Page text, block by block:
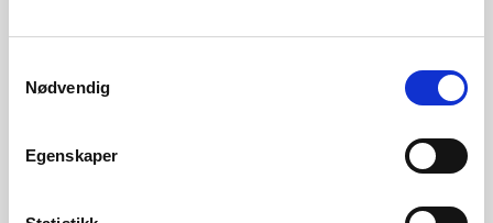
Nødvendig
Egenskaper
Til høyre finner du lenke til selve rapporten
"Elektrifiseringstiltak i Norge" og de tre andre rapportene